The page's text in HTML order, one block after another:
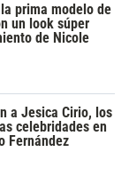
prima modelo de
un look súper
de Nicole
a Jesica Cirio, los
celebridades en
Fernández